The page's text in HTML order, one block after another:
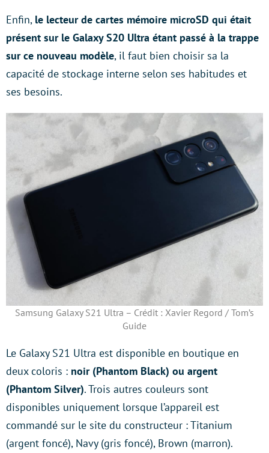
Enfin, le lecteur de cartes mémoire microSD qui était
présent sur le Galaxy S20 Ultra étant passé à la trappe
sur ce nouveau modèle, il faut bien choisir sa la
capacité de stockage interne selon ses habitudes et
ses besoins.
Samsung Galaxy S21 Ultra – Crédit : Xavier Regord / Tom’s
Guide
Le Galaxy S21 Ultra est disponible en boutique en
deux coloris : noir (Phantom Black) ou argent
(Phantom Silver). Trois autres couleurs sont
disponibles uniquement lorsque l’appareil est
commandé sur le site du constructeur : Titanium
(argent foncé), Navy (gris foncé), Brown (marron).